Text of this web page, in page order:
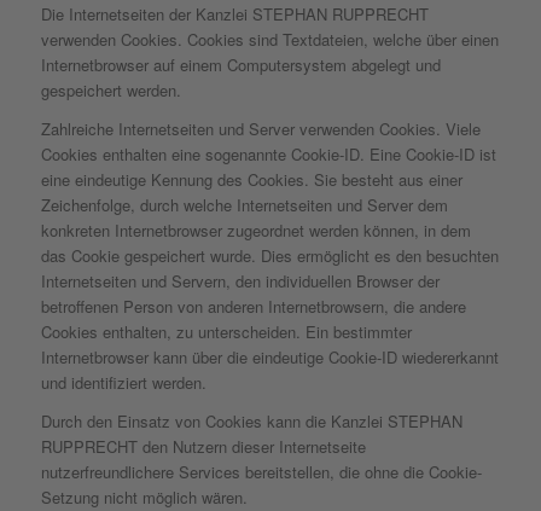
Die Internetseiten der Kanzlei STEPHAN RUPPRECHT
verwenden Cookies. Cookies sind Textdateien, welche über einen
Internetbrowser auf einem Computersystem abgelegt und
gespeichert werden.
Zahlreiche Internetseiten und Server verwenden Cookies. Viele
Cookies enthalten eine sogenannte Cookie-ID. Eine Cookie-ID ist
eine eindeutige Kennung des Cookies. Sie besteht aus einer
Zeichenfolge, durch welche Internetseiten und Server dem
konkreten Internetbrowser zugeordnet werden können, in dem
das Cookie gespeichert wurde. Dies ermöglicht es den besuchten
Internetseiten und Servern, den individuellen Browser der
betroffenen Person von anderen Internetbrowsern, die andere
Cookies enthalten, zu unterscheiden. Ein bestimmter
Internetbrowser kann über die eindeutige Cookie-ID wiedererkannt
und identifiziert werden.
Durch den Einsatz von Cookies kann die Kanzlei STEPHAN
RUPPRECHT den Nutzern dieser Internetseite
nutzerfreundlichere Services bereitstellen, die ohne die Cookie-
Setzung nicht möglich wären.